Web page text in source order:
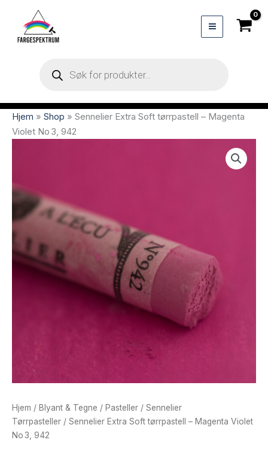
search
Hjem » Shop » Sennelier Extra Soft tørrpastell – Magenta
Violet No 3, 942
Hjem / Blyant & Tegne / Pasteller / Sennelier
Tørrpasteller / Sennelier Extra Soft tørrpastell – Magenta Violet
No 3, 942